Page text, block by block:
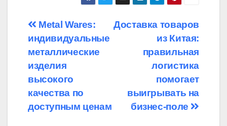
Навігація
записів
Доставка товаров
из Китая:
правильная
логистика
помогает
выигрывать на
бизнес-поле
Metal Wares:
индивидуальные
металлические
изделия
высокого
качества по
доступным ценам